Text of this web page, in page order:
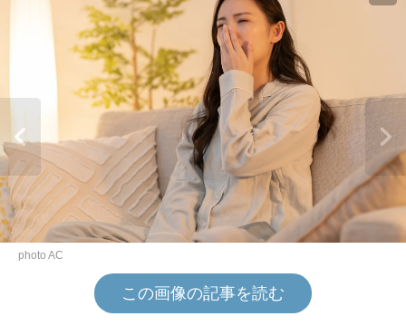
photo AC
この画像の記事を読む